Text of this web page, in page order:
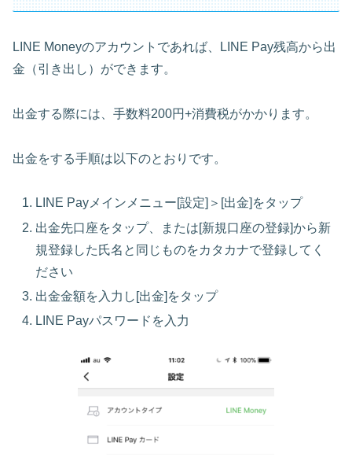
LINE Moneyのアカウントであれば、LINE Pay残高から出
金（引き出し）ができます。
出金する際には、手数料200円+消費税がかかります。
出金をする手順は以下のとおりです。
LINE Payメインメニュー[設定]＞[出金]をタップ
出金先口座をタップ、または[新規口座の登録]から新
規登録した氏名と同じものをカタカナで登録してく
ださい
出金金額を入力し[出金]をタップ
LINE Payパスワードを入力